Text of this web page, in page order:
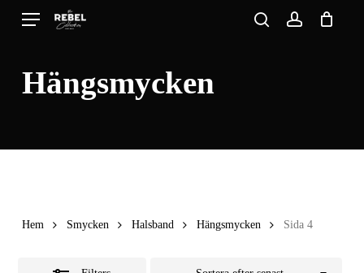
Skip
content
Menu
Hängsmycken
Hem Smycken Halsband Hängsmycken Sida 4